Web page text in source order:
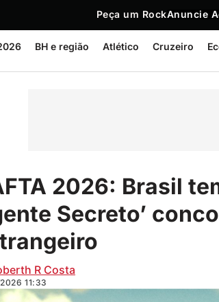
Peça um RockAnuncie
BH e região Atlético Cruzeiro
2026: Brasil
Secreto’
R Costa
11:33